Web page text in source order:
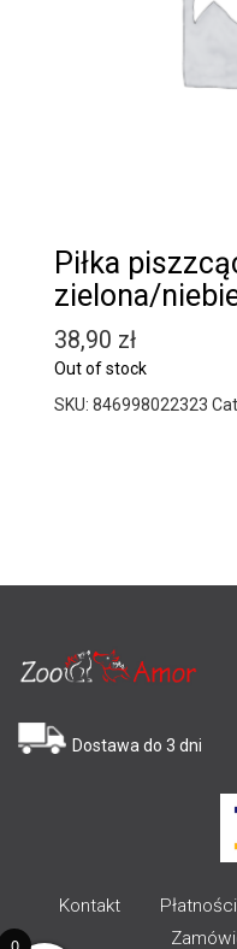
Piłka
zielona/
38,90 zł
Out of stock
SKU: 846998022323
Dostawa do 3 dni
Kontakt Płatności